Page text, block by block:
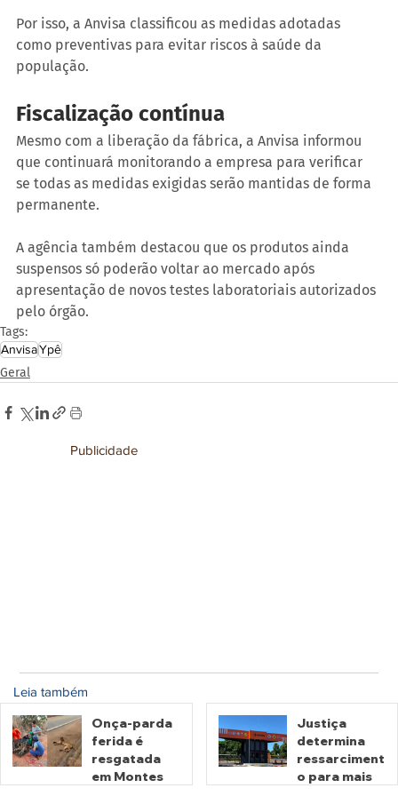
Por isso, a Anvisa classificou as medidas adotadas
como preventivas para evitar riscos à saúde da
população.
Fiscalização contínua
Mesmo com a liberação da fábrica, a Anvisa informou
que continuará monitorando a empresa para verificar
se todas as medidas exigidas serão mantidas de forma
permanente.
A agência também destacou que os produtos ainda
suspensos só poderão voltar ao mercado após
apresentação de novos testes laboratoriais autorizados
pelo órgão.
Tags:
AnvisaYpê
Geral
Publicidade
Leia também
Onça-parda
ferida é
resgatada
em Montes
Justiça
determina
ressarciment
o para mais